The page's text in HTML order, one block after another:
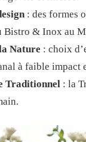
: des formes
Bistro & Inox au
Nature : choix
à faible impact
Traditionnel : la